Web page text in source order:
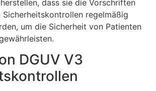
dass sie die Vorschriften
Sicherheitskontrollen regelmäßig
um die Sicherheit von Patienten
DGUV V3